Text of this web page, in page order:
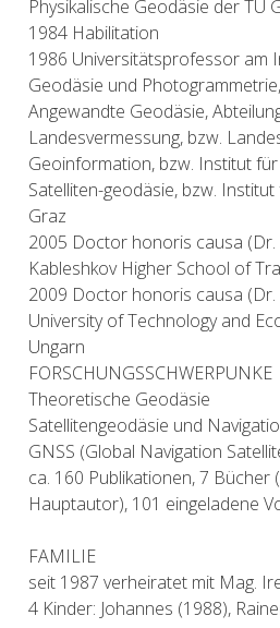
Physikalische Geodäsie der TU
1984 Habilitation
1986 Universitätsprofessor am
Geodäsie und
Angewandte Geodäsie,
Landesvermessung, bzw.
Geoinformation, bzw. Institut
Satelliten-geodäsie, bzw.
Graz
2005 Doctor honoris causa
Kableshkov Higher School of
2009 Doctor honoris causa
University of Technology and
Ungarn
FORSCHUNGSSCHWERPUNKE
Theoretische Geodäsie
Satellitengeodäsie und
GNSS (Global Navigation
ca. 160 Publikationen, 7 Bücher
Hauptautor), 101 eingeladene
FAMILIE
seit 1987 verheiratet mit Mag.
4 Kinder: Johannes (1988),